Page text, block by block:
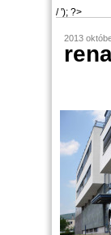
/ '); ?>
2013